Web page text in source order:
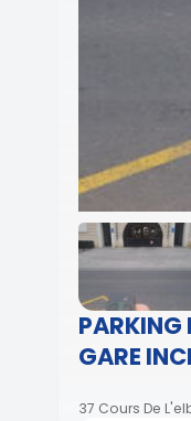
PARKING
GARE
37 Cours De